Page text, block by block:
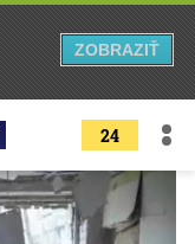
24
ZOBRAZIŤ